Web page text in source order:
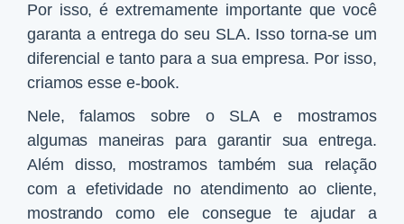
Por isso, é extremamente importante que você
garanta a entrega do seu SLA. Isso torna-se um
diferencial e tanto para a sua empresa. Por isso,
criamos esse e-book.
Nele, falamos sobre o SLA e mostramos
algumas maneiras para garantir sua entrega.
Além disso, mostramos também sua relação
com a efetividade no atendimento ao cliente,
mostrando como ele consegue te ajudar a